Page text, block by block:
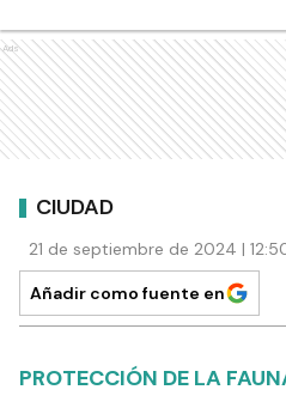
Ads
CIUDAD
21 de septiembre de 2024 |
Añadir como fuente en
PROTECCIÓN DE LA